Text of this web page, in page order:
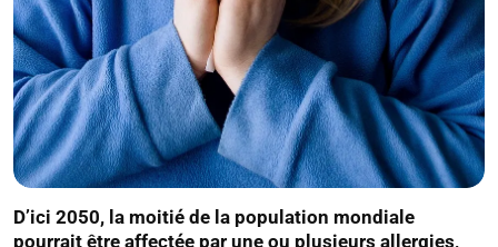
D’ici 2050, la moitié de la population mondiale
pourrait être affectée par une ou plusieurs allergies,